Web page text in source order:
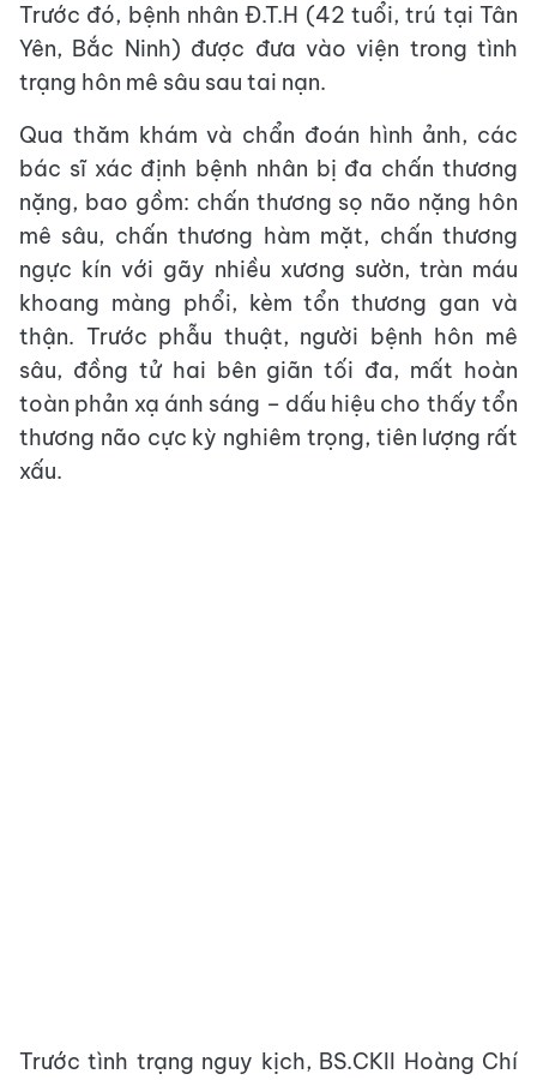
Trước đó, bệnh nhân Đ.T.H (42 tuổi, trú tại Tân
Yên, Bắc Ninh) được đưa vào viện trong tình
trạng hôn mê sâu sau tai nạn.
Qua thăm khám và chẩn đoán hình ảnh, các
bác sĩ xác định bệnh nhân bị đa chấn thương
nặng, bao gồm: chấn thương sọ não nặng hôn
mê sâu, chấn thương hàm mặt, chấn thương
ngực kín với gãy nhiều xương sườn, tràn máu
khoang màng phổi, kèm tổn thương gan và
thận. Trước phẫu thuật, người bệnh hôn mê
sâu, đồng tử hai bên giãn tối đa, mất hoàn
toàn phản xạ ánh sáng – dấu hiệu cho thấy tổn
thương não cực kỳ nghiêm trọng, tiên lượng rất
xấu.
Trước tình trạng nguy kịch, BS.CKII Hoàng Chí